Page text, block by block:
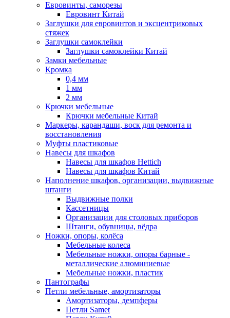
Евровинты, саморезы
Евровинт Китай
Заглушки для евровинтов и эксцентриковых
стяжек
Заглушки самоклейки
Заглушки самоклейки Китай
Замки мебельные
Кромка
0,4 мм
1 мм
2 мм
Крючки мебельные
Крючки мебельные Китай
Маркеры, карандаши, воск для ремонта и
восстановления
Муфты пластиковые
Навесы для шкафов
Навесы для шкафов Hettich
Навесы для шкафов Китай
Наполнение шкафов, организации, выдвижные
штанги
Выдвижные полки
Кассетницы
Организации для столовых приборов
Штанги, обувницы, вёдра
Ножки, опоры, колёса
Мебельные колеса
Мебельные ножки, опоры барные -
металлические алюминиевые
Мебельные ножки, пластик
Пантографы
Петли мебельные, амортизаторы
Амортизаторы, демпферы
Петли Samet